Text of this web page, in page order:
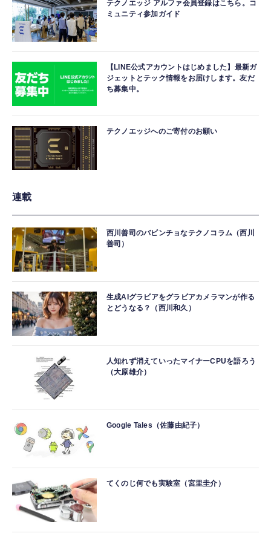
テクノエッジ アルファ会員登録はこちら。コ
ミュニティ参加ガイド
【LINE公式アカウントはじめました】最新ガ
ジェットとテック情報をお届けします。友だ
ち募集中。
テクノエッジへのご寄付のお願い
連載
西川善司のバビンチョなテクノコラム（西川
善司）
生成AIグラビアをグラビアカメラマンが作る
とどうなる？（西川和久）
人知れず消えていったマイナーCPUを語ろう
（大原雄介）
Google Tales（佐藤由紀子）
てくのじ何でも実験室（宮里圭介）